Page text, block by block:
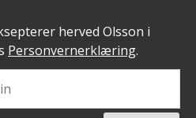
herved Olsson i
Personvernerklæring.